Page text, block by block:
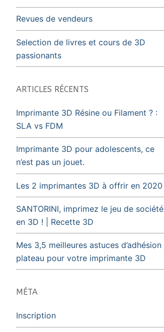
Revues de vendeurs
Selection de livres et cours de 3D
passionants
ARTICLES RÉCENTS
Imprimante 3D Résine ou Filament ? :
SLA vs FDM
Imprimante 3D pour adolescents, ce
n’est pas un jouet.
Les 2 imprimantes 3D à offrir en 2020
SANTORINI, imprimez le jeu de société
en 3D ! | Recette 3D
Mes 3,5 meilleures astuces d’adhésion
plateau pour votre imprimante 3D
MÉTA
Inscription